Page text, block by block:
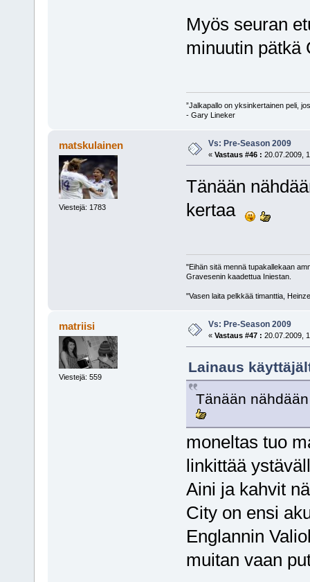
Myös seuran
minuutin pätkä
”Jalkapallo on yksinkertainen peli,
- Gary Lineker
matskulainen
Viestejä: 1783
Vs: Pre-Season 2009
« Vastaus #46 : 20.07.2009,
Tänään
kertaa
"Eihän sitä mennä tupakallekaan
Gravesenin kaadettua Iniestan.
"Vasen laita pelkkää timanttia,
matriisi
Viestejä: 559
Vs: Pre-Season 2009
« Vastaus #47 : 20.07.2009,
Lainaus
Tänään
moneltas tuo
linkittää
Aini ja kahvit
City on ensi
Englannin
muitan vaan